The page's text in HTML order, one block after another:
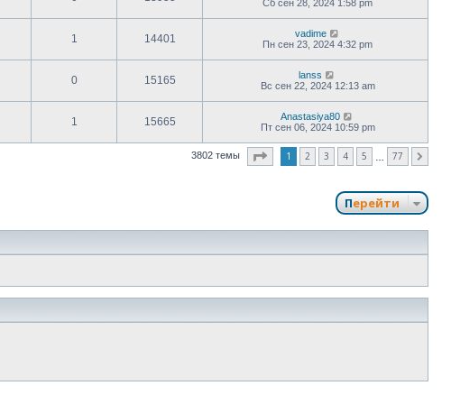
Сб сен 28, 2024 1:58 pm
1 14401
vadime
Пн сен 23, 2024 4:32 pm
0 15165
lanss
Вс сен 22, 2024 12:13 am
1 15665
Anastasiya80
Пт сен 06, 2024 10:59 pm
3802 темы Страница из77
1 2 3 4 5 77
Перейти